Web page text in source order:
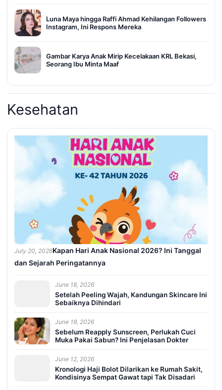
Luna Maya hingga Raffi Ahmad Kehilangan Followers
Instagram, Ini Respons Mereka
Gambar Karya Anak Mirip Kecelakaan KRL Bekasi,
Seorang Ibu Minta Maaf
Kesehatan
July 20, 2026Kapan Hari Anak Nasional 2026? Ini Tanggal
dan Sejarah Peringatannya
June 18, 2026
Setelah Peeling Wajah, Kandungan Skincare Ini
Sebaiknya Dihindari
June 18, 2026
Sebelum Reapply Sunscreen, Perlukah Cuci
Muka Pakai Sabun? Ini Penjelasan Dokter
June 12, 2026
Kronologi Haji Bolot Dilarikan ke Rumah Sakit,
Kondisinya Sempat Gawat tapi Tak Disadari